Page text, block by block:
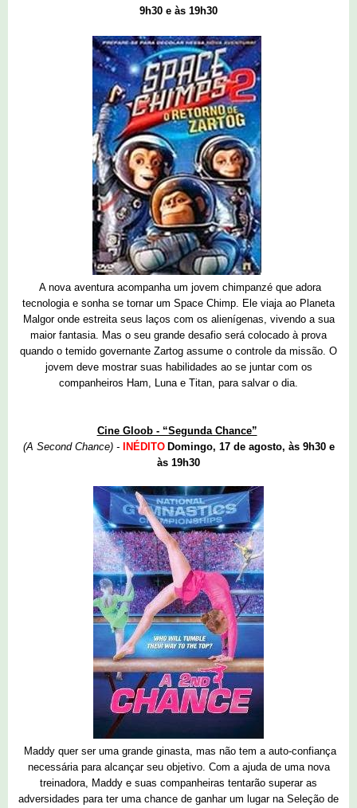
9h30 e às 19h30
A nova aventura acompanha um jovem chimpanzé que adora
tecnologia e sonha se tornar um Space Chimp. Ele viaja ao Planeta
Malgor onde estreita seus laços com os alienígenas, vivendo a sua
maior fantasia. Mas o seu grande desafio será colocado à prova
quando o temido governante Zartog assume o controle da missão. O
jovem deve mostrar suas habilidades ao se juntar com os
companheiros Ham, Luna e Titan, para salvar o dia.
Cine Gloob - “Segunda Chance”
(A Second Chance) -INÉDITO Domingo, 17 de agosto, às 9h30 e
às 19h30
Maddy quer ser uma grande ginasta, mas não tem a auto-confiança
necessária para alcançar seu objetivo. Com a ajuda de uma nova
treinadora, Maddy e suas companheiras tentarão superar as
adversidades para ter uma chance de ganhar um lugar na Seleção de